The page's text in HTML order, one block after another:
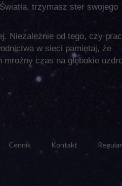
Cennik Kontakt
trzymasz ster swojego
Niezależnie od tego, czy
w sieci pamiętaj, że
czas na głębokie